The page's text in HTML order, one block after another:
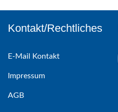
Kontakt/Rechtliches
E-Mail Kontakt
Impressum
AGB